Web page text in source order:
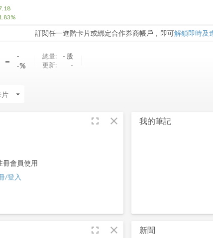
%
訂閱任一進階卡片或綁定合作券商帳戶，即可解鎖即時及
-
-
-%
總量: - 股
更新:
-
arrow_drop_down
fullscreen close
冊會員使用
/登入
fullscreen close
我的筆記
新聞